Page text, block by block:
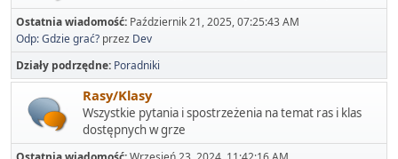
Ostatnia wiadomość: Październik 21, 2025, 07:25:43 AM
Odp: Gdzie grać? przez Dev
Działy podrzędne Poradniki
Rasy/Klasy
Wszystkie pytania i spostrzeżenia na temat ras i klas
dostępnych w grze